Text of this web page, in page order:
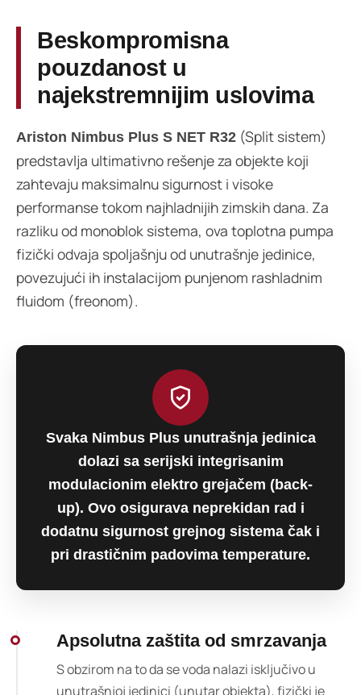
Beskompromisna
pouzdanost u
najekstremnijim uslovima
Ariston Nimbus Plus S NET R32 (Split sistem)
predstavlja ultimativno rešenje za objekte koji
zahtevaju maksimalnu sigurnost i visoke
performanse tokom najhladnijih zimskih dana. Za
razliku od monoblok sistema, ova toplotna pumpa
fizički odvaja spoljašnju od unutrašnje jedinice,
povezujući ih instalacijom punjenom rashladnim
fluidom (freonom).
Svaka Nimbus Plus unutrašnja jedinica
dolazi sa serijski integrisanim
modulacionim elektro grejačem (back-
up). Ovo osigurava neprekidan rad i
dodatnu sigurnost grejnog sistema čak i
pri drastičnim padovima temperature.
Apsolutna zaštita od smrzavanja
S obzirom na to da se voda nalazi isključivo u
unutrašnjoj jedinici (unutar objekta), fizički je